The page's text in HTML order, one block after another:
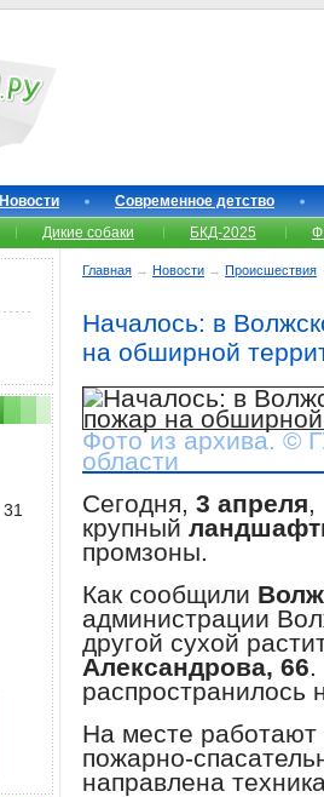
Новости
Современное детство
Дикие собаки БКД-2025
Главная → Новости → Происшествия
Началось: в
на обширной
Фото из архива. ©
области
Сегодня, 3 апреля,
крупный
промзоны.
Как сообщили
администрации
другой сухой
Александрова, 66.
распространилось
На месте работают
пожарно-
направлена
31